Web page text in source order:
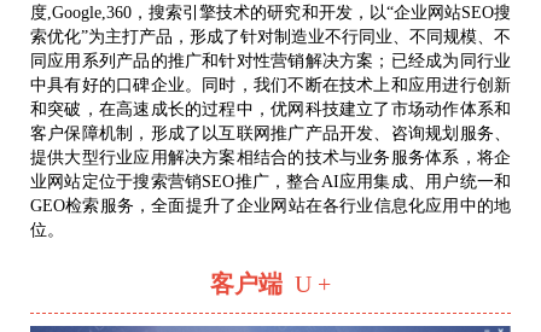
度,Google,360，搜索引擎技术的研究和开发，以“企业网站SEO搜
索优化”为主打产品，形成了针对制造业不行同业、不同规模、不
同应用系列产品的推广和针对性营销解决方案；已经成为同行业
中具有好的口碑企业。同时，我们不断在技术上和应用进行创新
和突破，在高速成长的过程中，优网科技建立了市场动作体系和
客户保障机制，形成了以互联网推广产品开发、咨询规划服务、
提供大型行业应用解决方案相结合的技术与业务服务体系，将企
业网站定位于搜索营销SEO推广，整合AI应用集成、用户统一和
GEO检索服务，全面提升了企业网站在各行业信息化应用中的地
位。
客户端 U +